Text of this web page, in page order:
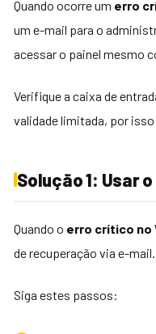
Quando ocorre um erro
um e-mail para o
acessar o painel mesmo
Verifique a caixa de
validade limitada, por
Solução 1: Usar
Quando o erro crítico no
de recuperação via e-
Siga estes passos: